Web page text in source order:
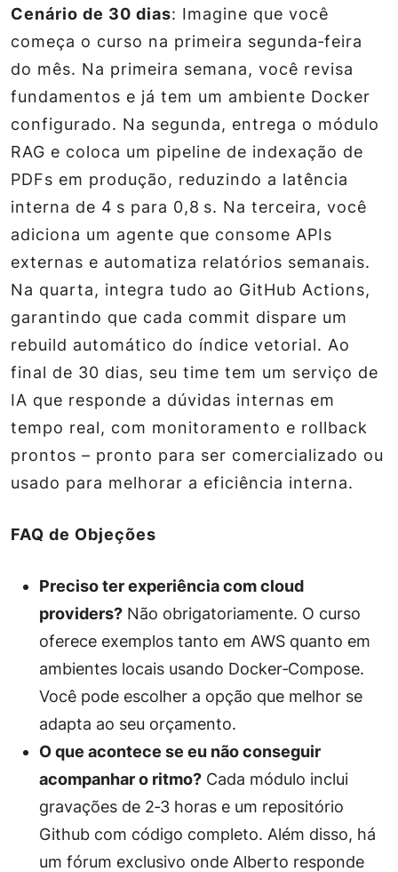
Cenário de 30 dias: Imagine que você
começa o curso na primeira segunda‑feira
do mês. Na primeira semana, você revisa
fundamentos e já tem um ambiente Docker
configurado. Na segunda, entrega o módulo
RAG e coloca um pipeline de indexação de
PDFs em produção, reduzindo a latência
interna de 4 s para 0,8 s. Na terceira, você
adiciona um agente que consome APIs
externas e automatiza relatórios semanais.
Na quarta, integra tudo ao GitHub Actions,
garantindo que cada commit dispare um
rebuild automático do índice vetorial. Ao
final de 30 dias, seu time tem um serviço de
IA que responde a dúvidas internas em
tempo real, com monitoramento e rollback
prontos – pronto para ser comercializado ou
usado para melhorar a eficiência interna.
FAQ de Objeções
Preciso ter experiência com cloud
providers? Não obrigatoriamente. O curso
oferece exemplos tanto em AWS quanto em
ambientes locais usando Docker‑Compose.
Você pode escolher a opção que melhor se
adapta ao seu orçamento.
O que acontece se eu não conseguir
acompanhar o ritmo? Cada módulo inclui
gravações de 2‑3 horas e um repositório
Github com código completo. Além disso, há
um fórum exclusivo onde Alberto responde